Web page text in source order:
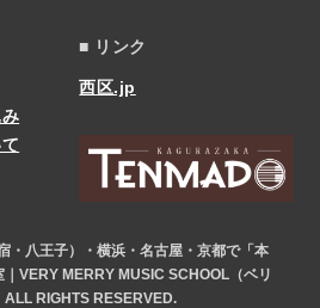
■ リンク
西区.jp
・八王子）・横浜・名古屋・京都で「本
｜VERY MERRY MUSIC SCHOOL（ベリ
ALL RIGHTS RESERVED.